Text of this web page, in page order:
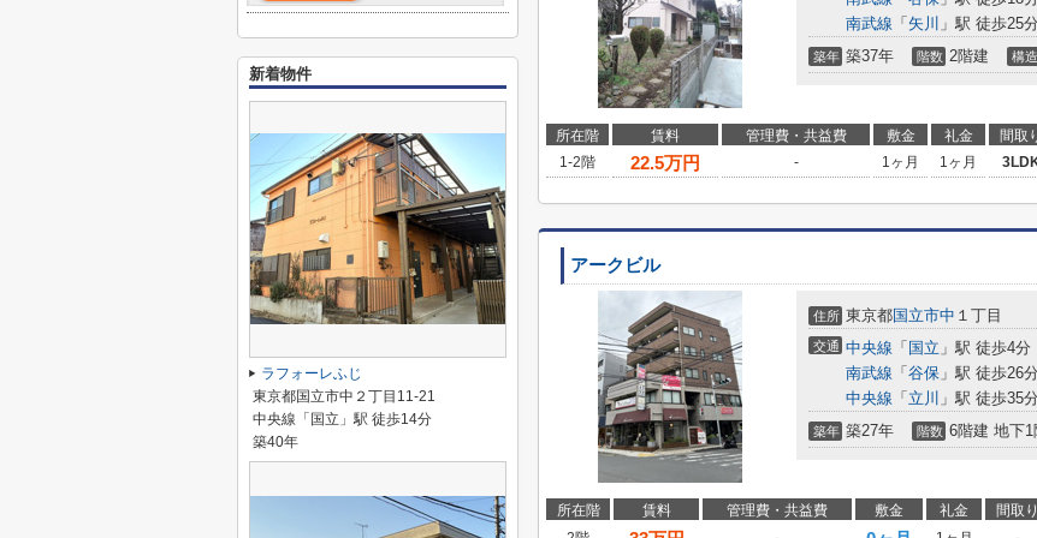
南武線 「 矢川 」駅 徒歩25分
築年 築37年 階数 2階建 構造
所在階 賃料 管理費・共益費 敷金 礼金 間取
1-2階
22.5万円 - 1ヶ月 1ヶ月
アークビル
住所 東京都国立市中 １丁目
交通 中央線 「 国立 」駅 徒歩4分
南武線 「 谷保 」駅 徒歩26分
中央線 「 立川 」駅 徒歩35分
築年 築27年 階数 6階建 地下1
所在階 賃料 管理費・共益費 敷金 礼金 間取り
新着物件
ラフォーレふじ
東京都国立市中２丁目11-21
中央線「国立」駅 徒歩14分
築40年